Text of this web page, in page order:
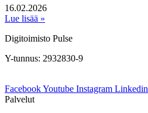
16.02.2026
Lue lisää »
Digitoimisto Pulse
Y-tunnus: 2932830-9
FacebookYoutube Instagram Linkedin
Palvelut